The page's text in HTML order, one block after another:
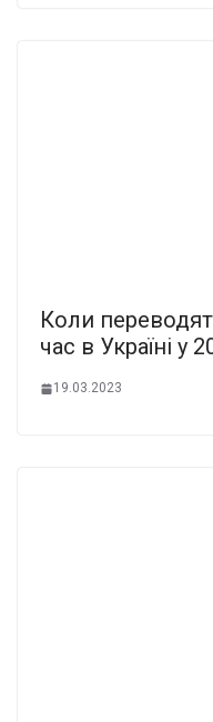
Коли
час в Україні у
19.03.2023